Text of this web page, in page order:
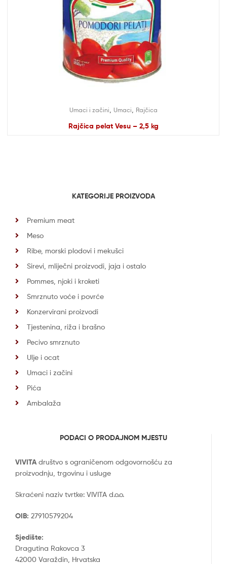
Umaci i začini Umaci Rajčica
Rajčica pelat Vesu – 2,5 kg
KATEGORIJE PROIZVODA
Premium meat
Meso
Ribe, morski plodovi i mekušci
Sirevi, mliječni proizvodi, jaja i ostalo
Pommes, njoki i kroketi
Smrznuto voće i povrće
Konzervirani proizvodi
Tjestenina, riža i brašno
Pecivo smrznuto
Ulje i ocat
Umaci i začini
Pića
Ambalaža
PODACI O PRODAJNOM MJESTU
VIVITA društvo s ograničenom odgovornošću za
proizvodnju, trgovinu i usluge
Skraćeni naziv tvrtke: VIVITA d.o.o.
OIB: 27910579204
Sjedište:
Dragutina Rakovca 3
42000 Varaždin, Hrvatska